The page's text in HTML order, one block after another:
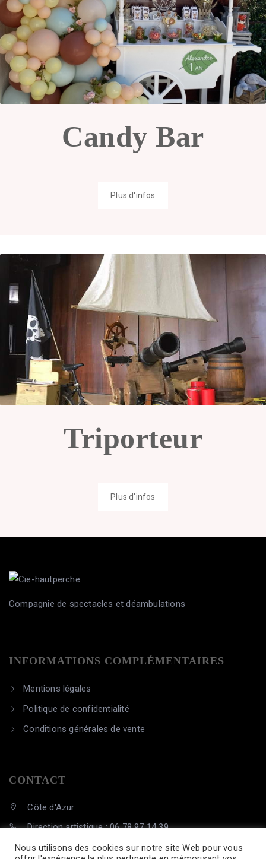
Candy Bar
Plus d'infos
Triporteur
Plus d'infos
Compagnie de spectacles et déambulations
INFORMATIONS COMPLÉMENTAIRES
Mentions légales
Politique de confidentialité
Conditions générales de vente
CONTACT
Côte d'Azur
Direction artistique : 06 78 97 14 39
contact@cie-hautperche.com
Nous utilisons des cookies sur notre site Web pour vous